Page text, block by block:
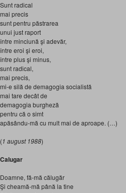
Sunt radical
mai precis
sunt pentru păstrarea
unui just raport
între minciună şi adevăr,
între eroi şi eroi,
între plus şi minus,
sunt radical,
mai precis,
mi-e silă de demagogia socialistă
mai tare decât de
demagogia burgheză
pentru că o simt
apăsându-mă cu mult mai de aproape. (…)
(1 august 1988)
Calugar
Doamne, fă-mă călugăr
Şi cheamă-mă până la tine